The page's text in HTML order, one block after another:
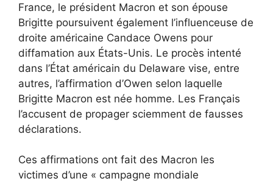
France, le président Macron et son épouse
Brigitte poursuivent également l’influenceuse de
droite américaine Candace Owens pour
diffamation aux États-Unis. Le procès intenté
dans l’État américain du Delaware vise, entre
autres, l’affirmation d’Owen selon laquelle
Brigitte Macron est née homme. Les Français
l’accusent de propager sciemment de fausses
déclarations.
Ces affirmations ont fait des Macron les
victimes d’une « campagne mondiale